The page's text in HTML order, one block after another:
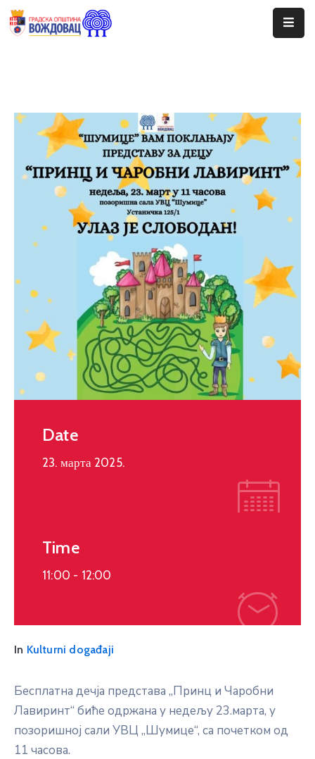
Догађаји
Програми
Ценовник
Date
23. марта 2025.
Time
11:00 - 12:00
In Kulturni događaji
Бесплатна дечја представа „Принц и Чаробни
Лавиринт“ биће одржана у недељу 23.марта, у
позоришној сали УВЦ „Шумице“, са почетком од
11 часова.